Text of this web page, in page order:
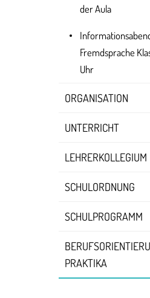
der Aula
Fremdsprache
Uhr
ORGANISATION
UNTERRICHT
LEHRERKOLLEGIUM
SCHULORDNUNG
SCHULPROGRAMM
PRAKTIKA